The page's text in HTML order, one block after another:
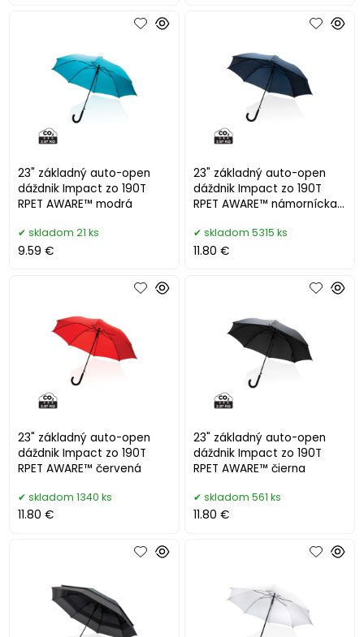
23" základný auto-open
dáždnik Impact zo 190T
RPET AWARE™ modrá
skladom 21 ks
9.59 €
23" základný auto-open
dáždnik Impact zo 190T
RPET AWARE™ námornícka
skladom 5315 ks
11.80 €
23" základný auto-open
dáždnik Impact zo 190T
RPET AWARE™ červená
skladom 1340 ks
11.80 €
23" základný auto-open
dáždnik Impact zo 190T
RPET AWARE™ čierna
skladom 561 ks
11.80 €